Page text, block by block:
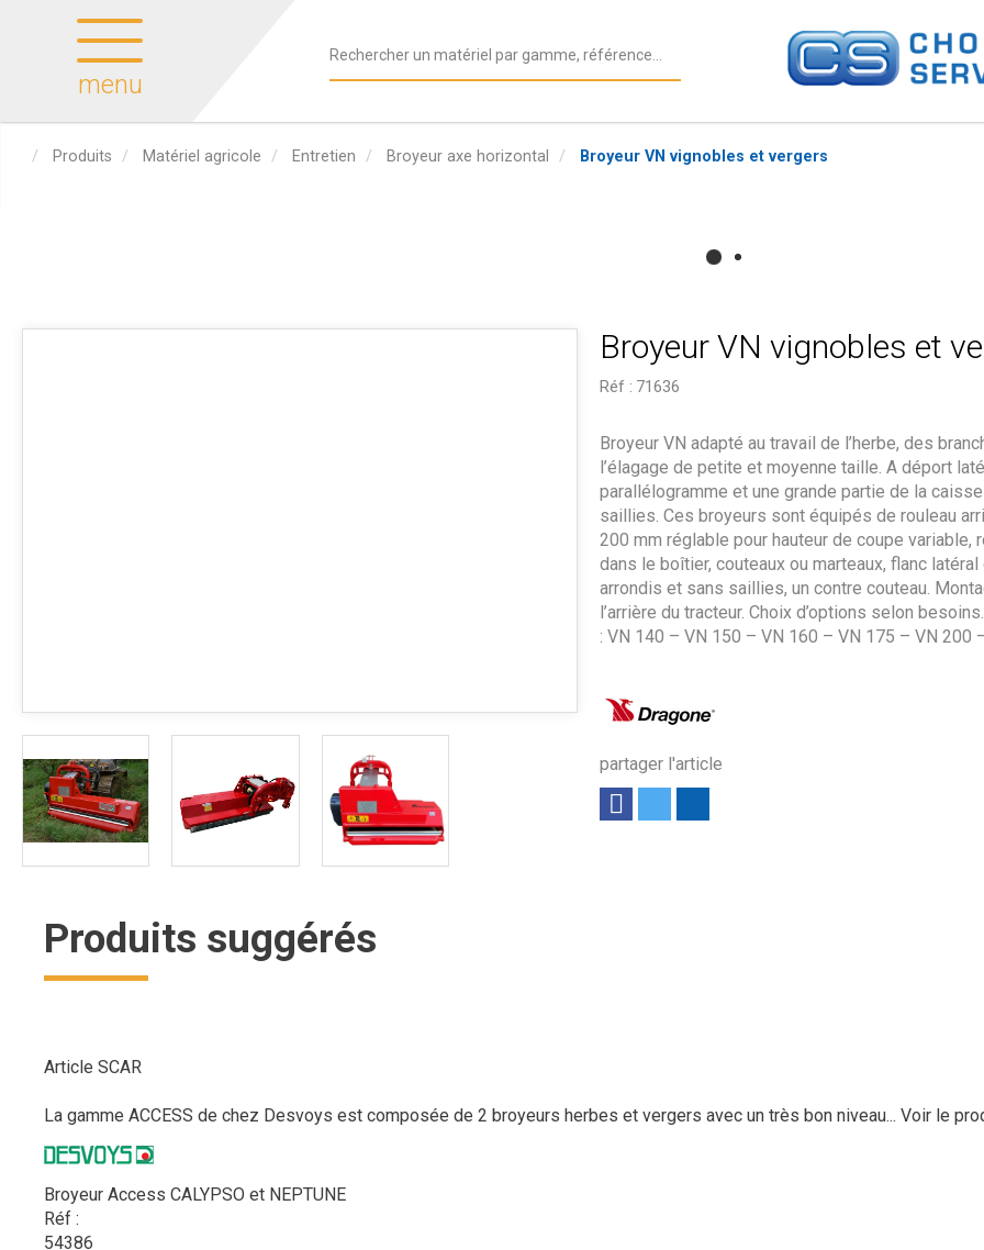
menu
Produits Matériel agricole Entretien Broyeur axe horizontal Broyeur VN vignobles et vergers
Broyeur VN vignobles et
Réf : 71636
partager l'article
Broyeur VN adapté au travail de l’herbe, des
l’élagage de petite et moyenne taille. A déport
parallélogramme et une grande partie de la
saillies. Ces broyeurs sont équipés de rouleau
200 mm réglable pour hauteur de coupe variable,
dans le boîtier, couteaux ou marteaux, flanc latéral
arrondis et sans saillies, un contre couteau.
l’arrière du tracteur. Choix d’options selon
: VN 140 – VN 150 – VN 160 – VN 175 – VN 200
Produits suggérés
Article SCAR
La gamme ACCESS de chez Desvoys est composée de 2 broyeurs herbes et vergers avec un très bon niveau... Voir le
Broyeur Access CALYPSO et NEPTUNE
Réf :
54386